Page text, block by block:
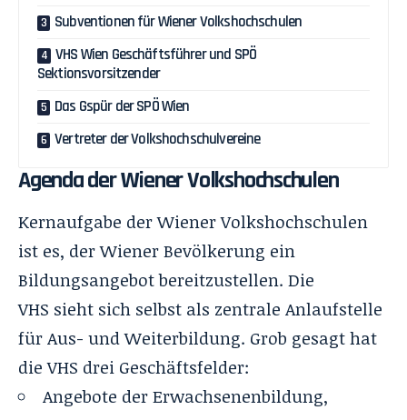
Subventionen für Wiener Volkshochschulen
VHS Wien Geschäftsführer und SPÖ
Sektionsvorsitzender
Das Gspür der SPÖ Wien
Vertreter der Volkshochschulvereine
Agenda der Wiener Volkshochschulen
Kernaufgabe der Wiener Volkshochschulen
ist es, der Wiener Bevölkerung ein
Bildungsangebot bereitzustellen. Die
VHS sieht sich selbst als zentrale Anlaufstelle
für Aus- und Weiterbildung. Grob gesagt hat
die VHS drei Geschäftsfelder:
Angebote der Erwachsenenbildung,